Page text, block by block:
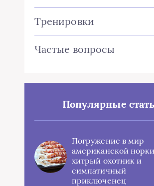
Тренировки
Частые вопросы
Популярные
Погружение в мир
американской
хитрый охотник и
симпатичный
приключенец